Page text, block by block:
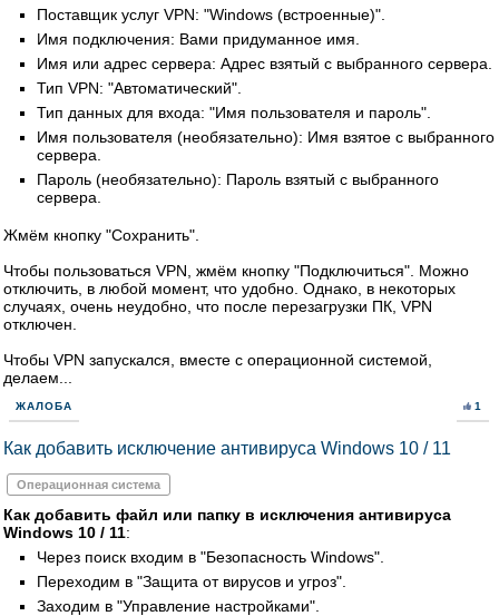
Поставщик услуг VPN: "Windows (встроенные)".
Имя подключения: Вами придуманное имя.
Имя или адрес сервера: Адрес взятый с выбранного сервера.
Тип VPN: "Автоматический".
Тип данных для входа: "Имя пользователя и пароль".
Имя пользователя (необязательно): Имя взятое с выбранного
сервера.
Пароль (необязательно): Пароль взятый с выбранного
сервера.
Жмём кнопку "Сохранить".
Чтобы пользоваться VPN, жмём кнопку "Подключиться". Можно
отключить, в любой момент, что удобно. Однако, в некоторых
случаях, очень неудобно, что после перезагрузки ПК, VPN
отключен.
Чтобы VPN запускался, вместе с операционной системой,
делаем...
ЖАЛОБА 1
Как добавить исключение антивируса Windows 10 / 11
Операционная система
Как добавить файл или папку в исключения антивируса
Windows 10 / 11:
Через поиск входим в "Безопасность Windows".
Переходим в "Защита от вирусов и угроз".
Заходим в "Управление настройками".